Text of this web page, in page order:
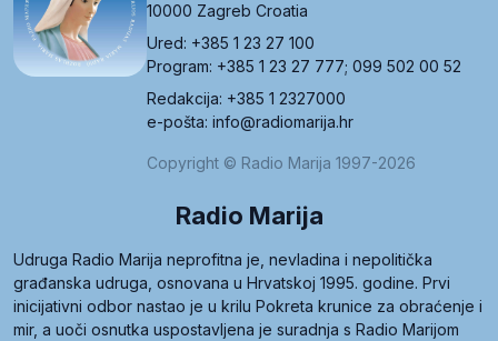
10000 Zagreb Croatia
Ured: +385 1 23 27 100
Program: +385 1 23 27 777; 099 502 00 52
Redakcija: +385 1 2327000
e-pošta: info@radiomarija.hr
Copyright © Radio Marija 1997-2026
Radio Marija
Udruga Radio Marija neprofitna je, nevladina i nepolitička
građanska udruga, osnovana u Hrvatskoj 1995. godine. Prvi
inicijativni odbor nastao je u krilu Pokreta krunice za obraćenje i
mir, a uoči osnutka uspostavljena je suradnja s Radio Marijom